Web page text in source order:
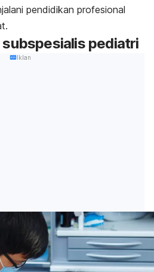
pendidikan profesional
pediatri
Iklan